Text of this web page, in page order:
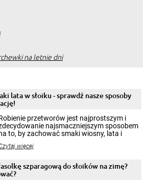
na letnie dni
lata w słoiku - sprawdź nasze sposoby
przetworów jest najprostszym i
najsmaczniejszym sposobem
to, by zachować smaki wiosny, lata i
by cieszyć nimi oko w sezonie
poczuć atmosferę cieplejszych
Przygotowanie słoików ze
więcej
szparagową do słoików na zimę?